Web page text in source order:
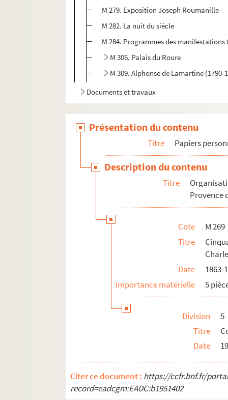
M 279. Exposition Joseph Roumanille
M 282. La nuit du siècle
M 284. Programmes des
M 306. Palais du Roure
M 309. Alphonse de Lamartine (1790-
Documents et travaux
Présentation du contenu
Titre Papiers
Description du contenu
Titre
Provence
Cote
M 269
Titre
Date
1863-
Importance matérielle
5
Division
5
Titre
Date
Citer ce document : https://ccfr.bnf.fr/
record=eadcgm:EADC:b1951402